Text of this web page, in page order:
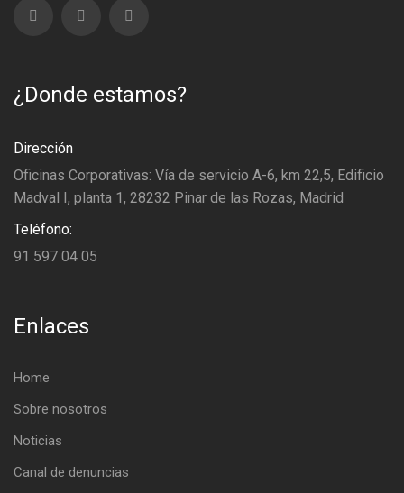
¿Donde estamos?
Dirección
Oficinas Corporativas: Vía de servicio A-6, km 22,5, Edificio
Madval I, planta 1, 28232 Pinar de las Rozas, Madrid
Teléfono:
91 597 04 05
Enlaces
Home
Sobre nosotros
Noticias
Canal de denuncias